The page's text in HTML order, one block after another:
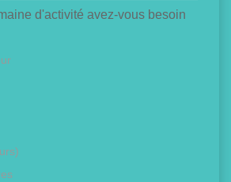
d'activité avez-vous besoin